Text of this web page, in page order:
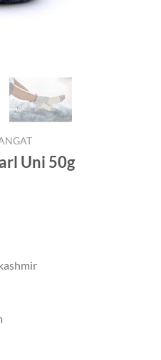
Uni 50g